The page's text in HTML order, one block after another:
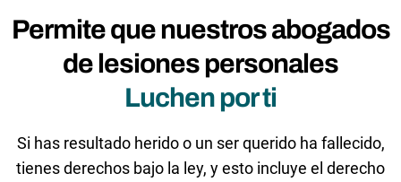
Permite que nuestros abogados
de lesiones personales
Luchen por ti
Si has resultado herido o un ser querido ha fallecido,
tienes derechos bajo la ley, y esto incluye el derecho